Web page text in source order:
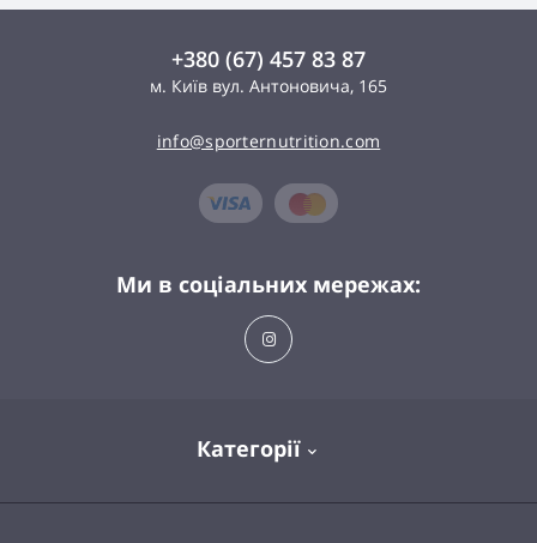
+380 (67) 457 83 87
м. Київ вул. Антоновича, 165
info@sporternutrition.com
Категорії
Ми в соціальних мережах: